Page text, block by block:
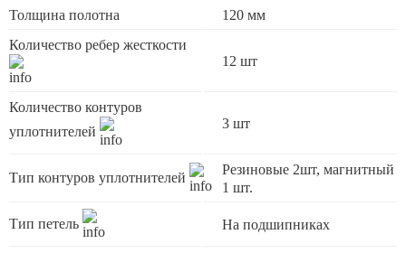
Толщина полотна
120 мм
Количество ребер жесткости
12 шт
Количество контуров
уплотнителей
3 шт
Тип контуров уплотнителей
Резиновые 2шт, магнитный
1 шт.
Тип петель На подшипниках